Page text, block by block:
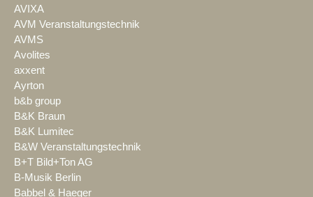
AVIXA
AVM Veranstaltungstechnik
AVMS
Avolites
axxent
Ayrton
b&b group
B&K Braun
B&K Lumitec
B&W Veranstaltungstechnik
B+T Bild+Ton AG
B-Musik Berlin
Babbel & Haeger